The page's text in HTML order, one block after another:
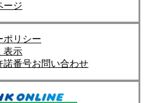
ージ
ポリシー
表示
諾番号お問い合わせ